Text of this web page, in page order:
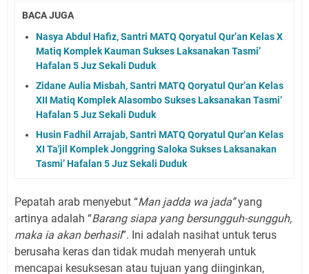
BACA JUGA
Nasya Abdul Hafiz, Santri MATQ Qoryatul Qur’an Kelas X
Matiq Komplek Kauman Sukses Laksanakan Tasmi’
Hafalan 5 Juz Sekali Duduk
Zidane Aulia Misbah, Santri MATQ Qoryatul Qur’an Kelas
XII Matiq Komplek Alasombo Sukses Laksanakan Tasmi’
Hafalan 5 Juz Sekali Duduk
Husin Fadhil Arrajab, Santri MATQ Qoryatul Qur’an Kelas
XI Ta'jil Komplek Jonggring Saloka Sukses Laksanakan
Tasmi’ Hafalan 5 Juz Sekali Duduk
Pepatah arab menyebut “Man jadda wa jada”yang
artinya adalah “Barang siapa yang bersungguh-sungguh,
maka ia akan berhasil”. Ini adalah nasihat untuk terus
berusaha keras dan tidak mudah menyerah untuk
mencapai kesuksesan atau tujuan yang diinginkan,